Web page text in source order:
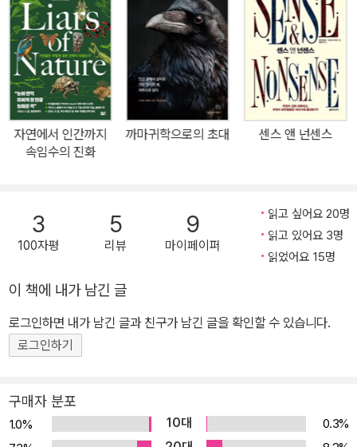
>를 운영하고 있다. 현재 뉴욕에 있는 유니언 신학대학의 과학 및 종
교 객원교수이며 뉴저지 주 프린스턴에서 아내와 두 딸과 함께 살고
있다.
자연에서 인간까지
속임수의 진화
까마귀학으로의 초대 센스 앤 넌센스
3
100자평
5
리뷰
9
마이페이퍼
읽고 싶어요 20명
읽고 있어요 3명
읽었어요 15명
이 책에 내가 남긴 글
로그인하면 내가 남긴 글과 친구가 남긴 글을 확인할 수 있습니다.
로그인하기
구매자 분포
1.0% 10대
0.3%